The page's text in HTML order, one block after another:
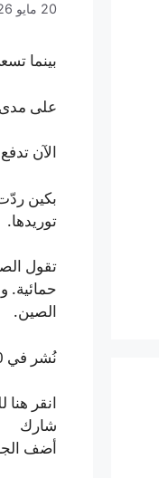
20 مايو 2026
بينما
على مدى
الآن
بكين
توريدها.
تقول
حمائية.
الصين.
نُشر في 20 مايو 2026
انقر
شارك
أضف